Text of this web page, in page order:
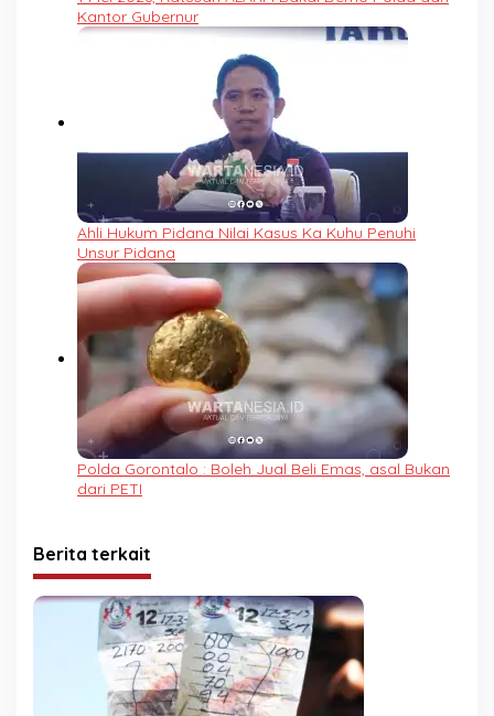
Kantor Gubernur
Ahli Hukum Pidana Nilai Kasus Ka Kuhu Penuhi
Unsur Pidana
Polda Gorontalo : Boleh Jual Beli Emas, asal Bukan
dari PETI
Berita terkait